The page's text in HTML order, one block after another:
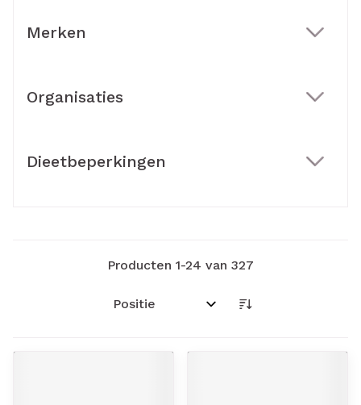
Merken
Organisaties
Dieetbeperkingen
Producten 1-24 van 327
Sorteer op: